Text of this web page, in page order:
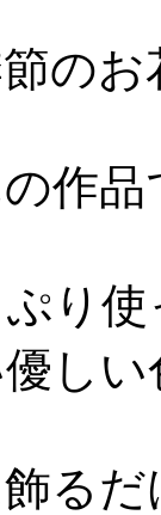
のお
作品
り使
し
る